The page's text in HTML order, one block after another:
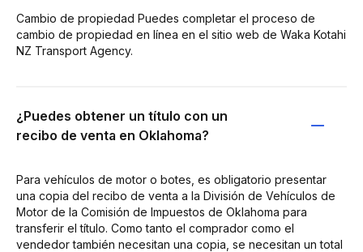
Cambio de propiedad Puedes completar el proceso de
cambio de propiedad en línea en el sitio web de Waka Kotahi
NZ Transport Agency.
¿Puedes obtener un título con un
recibo de venta en Oklahoma?
Para vehículos de motor o botes, es obligatorio presentar
una copia del recibo de venta a la División de Vehículos de
Motor de la Comisión de Impuestos de Oklahoma para
transferir el título. Como tanto el comprador como el
vendedor también necesitan una copia, se necesitan un total